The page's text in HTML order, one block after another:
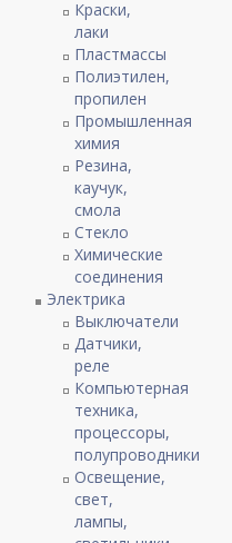
Краски,
лаки
Пластмассы
Полиэтилен,
пропилен
Промышленная
химия
Резина,
каучук,
смола
Стекло
Химические
соединения
Электрика
Выключатели
Датчики,
реле
Компьютерная
техника,
процессоры,
полупроводники
Освещение,
свет,
лампы,